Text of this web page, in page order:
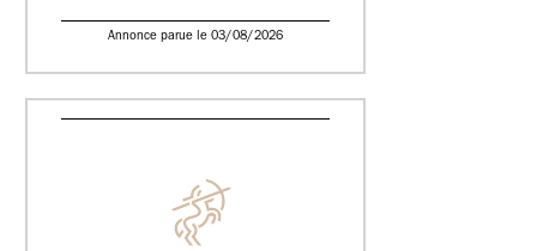
Annonce parue le 03/08/2026